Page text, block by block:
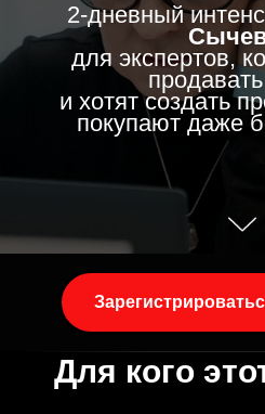
2-дневный
для экспертов,
и хотят создать
покупают даже
Для кого